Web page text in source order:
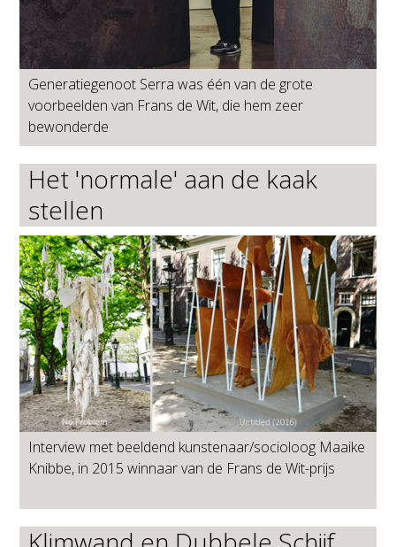
Generatiegenoot Serra was één van de grote
voorbeelden van Frans de Wit, die hem zeer
bewonderde
Het 'normale' aan de kaak
stellen
Interview met beeldend kunstenaar/socioloog Maaike
Knibbe, in 2015 winnaar van de Frans de Wit-prijs